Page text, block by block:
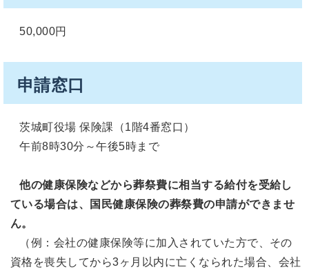
50,000円
申請窓口
茨城町役場 保険課（1階4番窓口）
午前8時30分～午後5時まで
他の健康保険などから葬祭費に相当する給付を受給し
ている場合は、国民健康保険の葬祭費の申請ができませ
ん。
（例：会社の健康保険等に加入されていた方で、その
資格を喪失してから3ヶ月以内に亡くなられた場合、会社